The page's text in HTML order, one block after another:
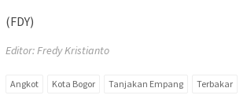
(FDY)
Editor: Fredy Kristianto
Angkot Kota Bogor Tanjakan Empang Terbakar